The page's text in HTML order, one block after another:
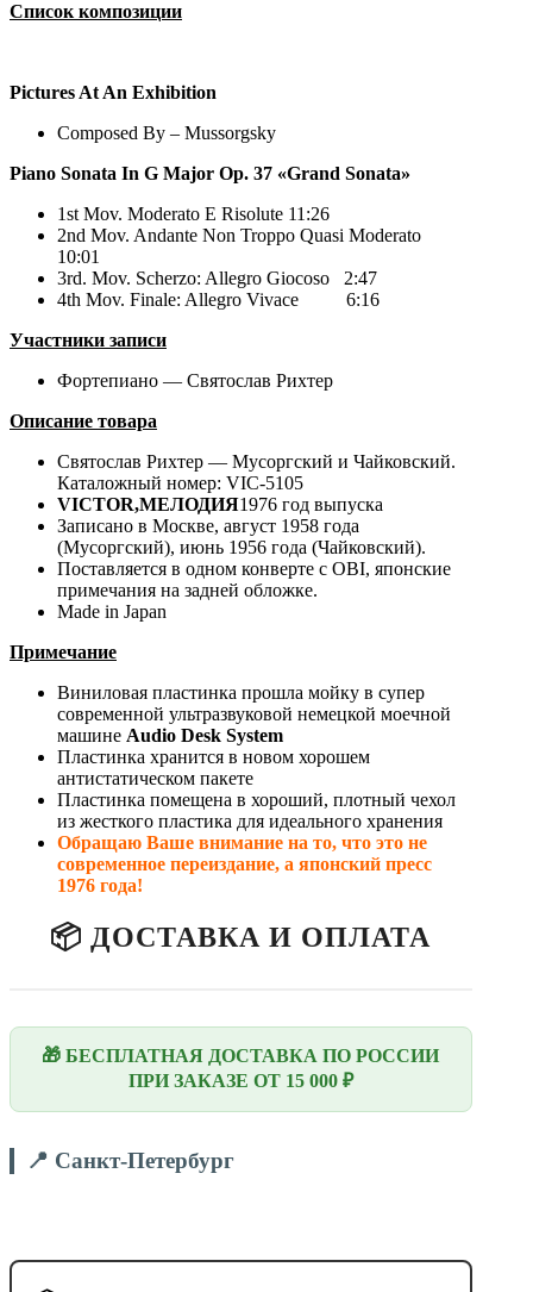
Список композиции
Pictures At An Exhibition
Composed By – Mussorgsky
Piano Sonata In G Major Op. 37 «Grand Sonata»
1st Mov. Moderato E Risolute 11:26
2nd Mov. Andante Non Troppo Quasi Moderato
10:01
3rd. Mov. Scherzo: Allegro Giocoso 2:47
4th Mov. Finale: Allegro Vivace 6:16
Участники записи
Фортепиано — Святослав Рихтер
Описание товара
Святослав Рихтер — Мусоргский и Чайковский.
Каталожный номер: VIC-5105
VICTOR,МЕЛОДИЯ1976 год выпуска
Записано в Москве, август 1958 года
(Мусоргский), июнь 1956 года (Чайковский).
Поставляется в одном конверте с OBI, японские
примечания на задней обложке.
Made in Japan
Примечание
Виниловая пластинка прошла мойку в супер
современной ультразвуковой немецкой моечной
машине Audio Desk System
Пластинка хранится в новом хорошем
антистатическом пакете
Пластинка помещена в хороший, плотный чехол
из жесткого пластика для идеального хранения
Обращаю Ваше внимание на то, что это не
современное переиздание, а японский пресс
1976 года!
📦 ДОСТАВКА И ОПЛАТА
🎁 БЕСПЛАТНАЯ ДОСТАВКА ПО РОССИИ
ПРИ ЗАКАЗЕ ОТ 15 000 ₽
📍 Санкт-Петербург